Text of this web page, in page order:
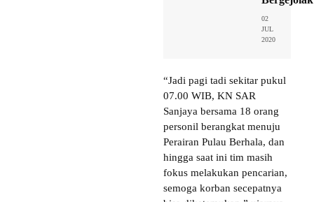
02
JUL
2020
“Jadi pagi tadi sekitar pukul
07.00 WIB, KN SAR
Sanjaya bersama 18 orang
personil berangkat menuju
Perairan Pulau Berhala, dan
hingga saat ini tim masih
fokus melakukan pencarian,
semoga korban secepatnya